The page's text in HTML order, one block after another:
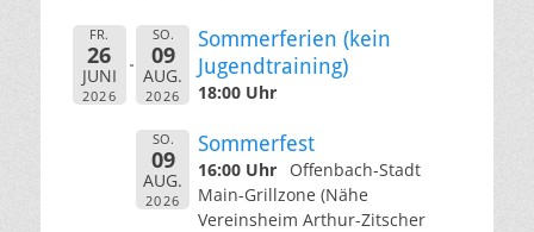
FR.
26
JUNI
2026
SO.
09
AUG.
2026
Sommerferien (kein
Jugendtraining)
18:00 Uhr
SO.
09
AUG.
2026
Sommerfest
16:00 Uhr
Offenbach-Stadt
Main-Grillzone (Nähe
Vereinsheim Arthur-Zitscher